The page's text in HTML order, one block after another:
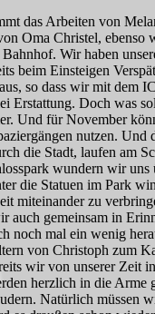
das Arbeiten von
Oma Christel,
Wir haben
beim Einsteigen
so dass wir mit dem
Erstattung. Doch was
Und für November
nutzen.
die Stadt, laufen am
wundern wir
die Statuen im Park
miteinander zu
auch gemeinsam in
noch mal ein wenig
von Christoph zum
wir von unserer Zeit
herzlich in die Arme
Natürlich müssen